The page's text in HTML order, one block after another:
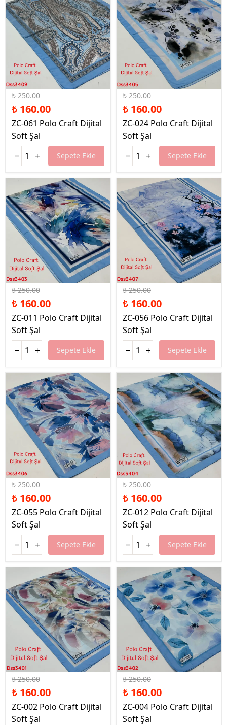
%36 İndirim
₺ 250.00
₺ 160.00
ZC-061 Polo Craft Dijital
Soft Şal
Sepete Ekle
%36 İndirim
₺ 250.00
₺ 160.00
ZC-024 Polo Craft Dijital
Soft Şal
Sepete Ekle
%36 İndirim
₺ 250.00
₺ 160.00
ZC-011 Polo Craft Dijital
Soft Şal
Sepete Ekle
%36 İndirim
₺ 250.00
₺ 160.00
ZC-056 Polo Craft Dijital
Soft Şal
Sepete Ekle
%36 İndirim
₺ 250.00
₺ 160.00
ZC-055 Polo Craft Dijital
Soft Şal
Sepete Ekle
%36 İndirim
₺ 250.00
₺ 160.00
ZC-012 Polo Craft Dijital
Soft Şal
Sepete Ekle
%36 İndirim
₺ 250.00
₺ 160.00
ZC-002 Polo Craft Dijital
Soft Şal
%36 İndirim
₺ 250.00
₺ 160.00
ZC-004 Polo Craft Dijital
Soft Şal